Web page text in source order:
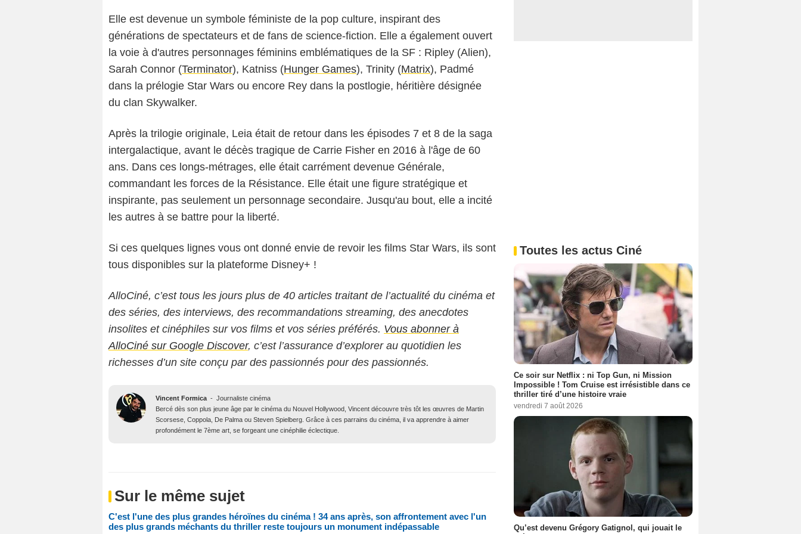
Elle est devenue un symbole féministe de la pop culture, inspirant des
générations de spectateurs et de fans de science-fiction. Elle a également ouvert
la voie à d'autres personnages féminins emblématiques de la SF : Ripley (Alien),
Sarah Connor (Terminator), Katniss (Hunger Games), Trinity (Matrix), Padmé
dans la prélogie Star Wars ou encore Rey dans la postlogie, héritière désignée
du clan Skywalker.
Après la trilogie originale, Leia était de retour dans les épisodes 7 et 8 de la saga
intergalactique, avant le décès tragique de Carrie Fisher en 2016 à l'âge de 60
ans. Dans ces longs-métrages, elle était carrément devenue Générale,
commandant les forces de la Résistance. Elle était une figure stratégique et
inspirante, pas seulement un personnage secondaire. Jusqu'au bout, elle a incité
les autres à se battre pour la liberté.
Si ces quelques lignes vous ont donné envie de revoir les films Star Wars, ils sont
tous disponibles sur la plateforme Disney+ !
AlloCiné, c’est tous les jours plus de 40 articles traitant de l’actualité du cinéma et
des séries, des interviews, des recommandations streaming, des anecdotes
insolites et cinéphiles sur vos films et vos séries préférés. Vous abonner à
AlloCiné sur Google Discover, c’est l’assurance d’explorer au quotidien les
richesses d’un site conçu par des passionnés pour des passionnés.
Vincent Formica - Journaliste cinéma
Bercé dès son plus jeune âge par le cinéma du Nouvel Hollywood, Vincent découvre très tôt les œuvres de Martin
Scorsese, Coppola, De Palma ou Steven Spielberg. Grâce à ces parrains du cinéma, il va apprendre à aimer
profondément le 7ème art, se forgeant une cinéphilie éclectique.
Sur le même sujet
C'est l'une des plus grandes héroïnes du cinéma ! 34 ans après, son affrontement avec l'un
des plus grands méchants du thriller reste toujours un monument indépassable
Toutes les actus Ciné
Ce soir sur Netflix : ni Top Gun, ni Mission
Impossible ! Tom Cruise est irrésistible dans ce
thriller tiré d’une histoire vraie
vendredi 7 août 2026
Qu’est devenu Grégory Gatignol, qui jouait le